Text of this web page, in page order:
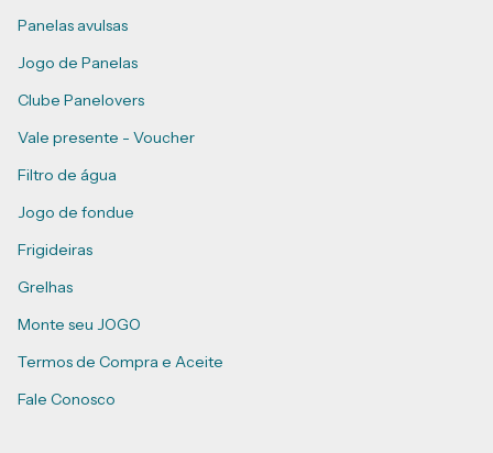
Panelas avulsas
Jogo de Panelas
Clube Panelovers
Vale presente - Voucher
Filtro de água
Jogo de fondue
Frigideiras
Grelhas
Monte seu JOGO
Termos de Compra e Aceite
Fale Conosco